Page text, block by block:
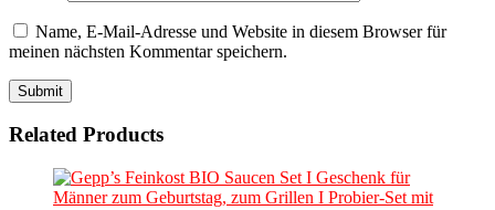
Name, E-Mail-Adresse und Website in diesem Browser für
meinen nächsten Kommentar speichern.
Related Products